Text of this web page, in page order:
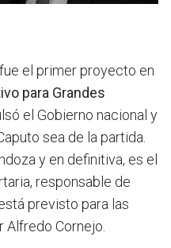
el primer proyecto en
para Grandes
el Gobierno nacional y
sea de la partida.
y en definitiva, es el
responsable de
previsto para las
Alfredo Cornejo.